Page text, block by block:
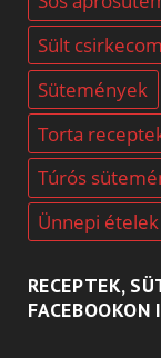
Sült
Sütemények
Torta
Túrós
Ünnepi ételek
RECEPTEK,
FACEBOOKON